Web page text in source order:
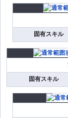
固有スキル
固有スキル